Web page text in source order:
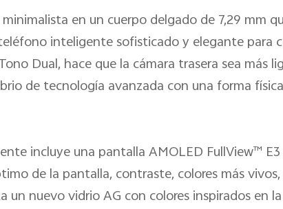
en un cuerpo delgado de 7,29 mm
inteligente sofisticado y elegante para
Dual, hace que la cámara trasera sea más
de tecnología avanzada con una forma
incluye una pantalla AMOLED FullView™
de la pantalla, contraste, colores más
un nuevo vidrio AG con colores inspirados en